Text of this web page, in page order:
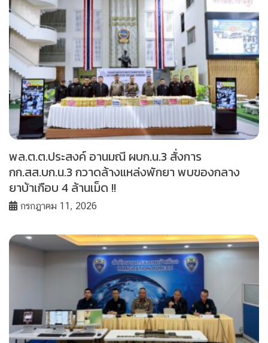
พล.ต.ต.ประสงค์ อานมณี ผบก.น.3 สั่งการ
กก.สส.บก.น.3 กวาดล้างแหล่งพักยา พบของกลาง
ยาบ้าเกือบ 4 ล้านเม็ด !!
กรกฎาคม 11, 2026